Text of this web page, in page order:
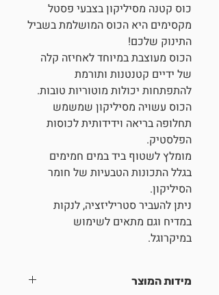
כוס קטנה מסיליקון בצבעי פסטל
מקסימים היא הכוס המושלמת בשביל
התינוק שלכם!
הכוס מעוצבת במיוחד לאחיזה קלה
של ידיים קטנטנות ותורמת
להתפתחות יכולות מוטוריות טובות.
הכוס עשויה מסיליקון שמשמש
תחלופה בריאה וידידותית לכוסות
הפלסטיק.
מומלץ לשטוף ביד במים חמימים
בגלל התכונות הטבעיות של חומר
הסיליקון.
ניתן להעביר סטריליזציה, לנקות
במדיח וגם מתאים לשימוש
במיקרוגל.
מידות המוצר